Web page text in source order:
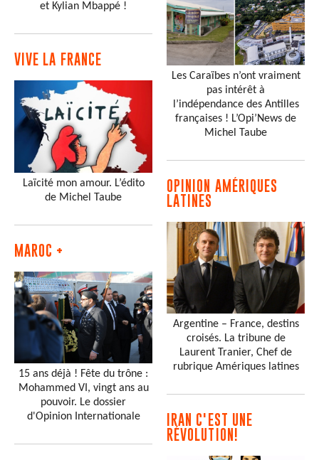
et Kylian Mbappé !
VIVE LA FRANCE
Laïcité mon amour. L’édito
de Michel Taube
MAROC +
15 ans déjà ! Fête du trône :
Mohammed VI, vingt ans au
pouvoir. Le dossier
d'Opinion Internationale
Les Caraïbes n’ont vraiment
pas intérêt à
l’indépendance des Antilles
françaises ! L’Opi’News de
Michel Taube
OPINION AMÉRIQUES
LATINES
Argentine – France, destins
croisés. La tribune de
Laurent Tranier, Chef de
rubrique Amériques latines
IRAN C'EST UNE
RÉVOLUTION!